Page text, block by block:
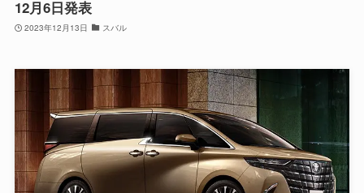
12月6日発表
2023年12月13日 スバル